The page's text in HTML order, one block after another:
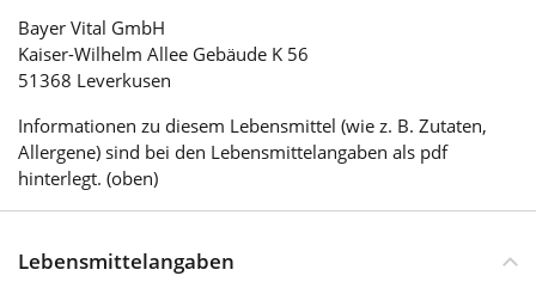
Bayer Vital GmbH
Kaiser-Wilhelm Allee Gebäude K 56
51368 Leverkusen
Informationen zu diesem Lebensmittel (wie z. B. Zutaten,
Allergene) sind bei den Lebensmittelangaben als pdf
hinterlegt. (oben)
Lebensmittelangaben